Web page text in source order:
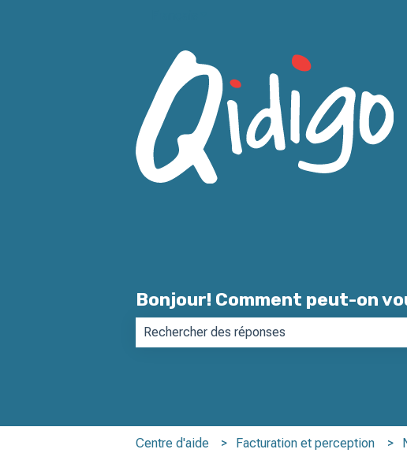
Bonjour! Comment peut-on
Centre d'aide Facturation et perception